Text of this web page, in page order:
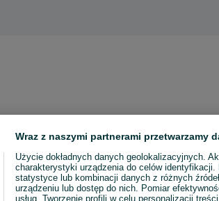
Wraz z naszymi partnerami przetwarzamy
Użycie dokładnych danych geolokalizacyjnych.
charakterystyki urządzenia do celów identyfikacji.
statystyce lub kombinacji danych z różnych
urządzeniu lub dostęp do nich. Pomiar
usług. Tworzenie profili w celu personalizacji